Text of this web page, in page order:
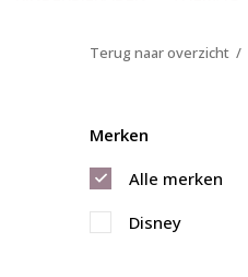
Terug naar overzicht
Merken
Alle merken
Disney